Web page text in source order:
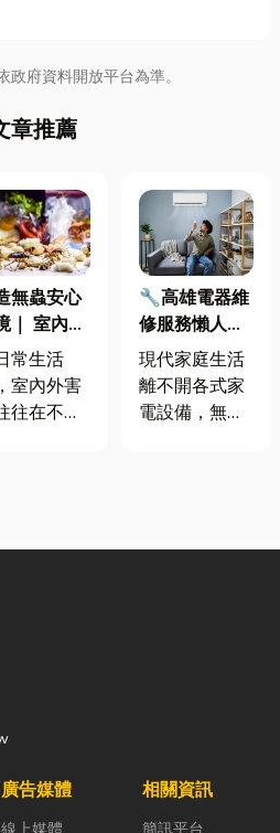
府資料開放平台為準。
章推薦
無蟲安心
｜ 室內外
防治全攻
常生活
室內外害
往在不知
積水，容
陽台、庭
潮濕陰暗
白蟻、蛾
🔧高雄電器維
修服務懶人包
｜冷氣、冰
箱、洗衣機專
業維修
現代家庭生活
離不開各式家
電設備，無論
還是每天幫助
僅能快速排除
廣告媒體
線上媒體
相關資訊
簡訊平台